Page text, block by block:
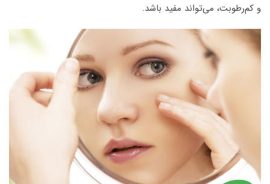
و کم‌رطوبت، می‌تواند مفید باشد.